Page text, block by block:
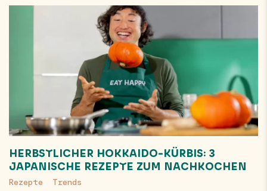
HERBSTLICHER HOKKAIDO-KÜRBIS: 3
JAPANISCHE REZEPTE ZUM NACHKOCHEN
Rezepte Trends